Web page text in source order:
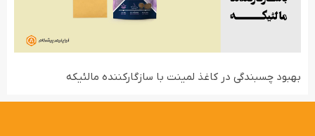
بهبود چسبندگی در کاغذ لمینت با سازگارکننده مالئیکه